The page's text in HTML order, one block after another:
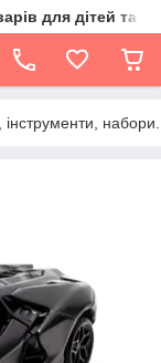
для дітей та їх
набори.